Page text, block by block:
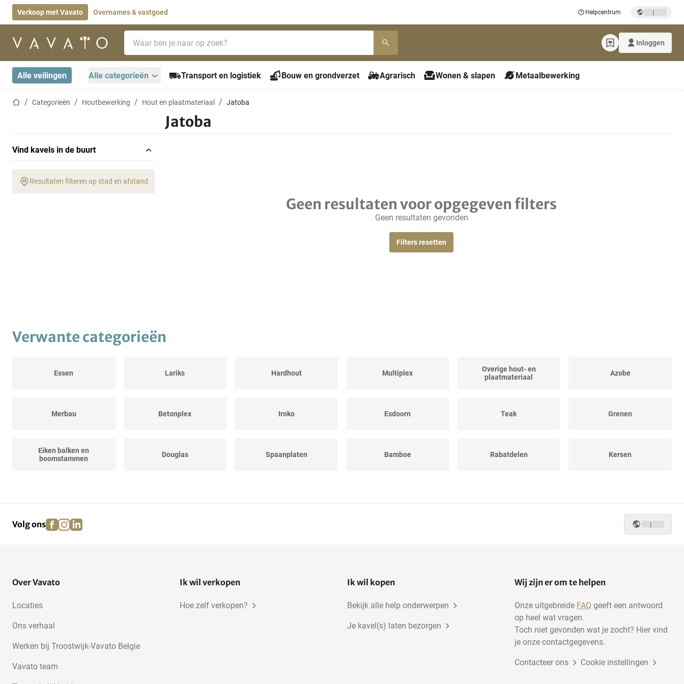
Verkoop met Vavato Overnames & vastgoed Helpcentrum |
Startpagina Inloggen
Alle veilingen Alle categorieën Transport en logistiek Bouw en grondverzet Agrarisch Wonen & slapen Metaalbewerking
StartpaginaCategorieën Houtbewerking Hout en plaatmateriaal Jatoba
Jatoba
Vind kavels in de buurt
Resultaten filteren op stad en afstand
Geen resultaten voor opgegeven filters
Geen resultaten gevonden
Filters resetten
Verwante categorieën
Essen Lariks Hardhout Multiplex
Overige hout- en
plaatmateriaal
Azobe
Merbau Betonplex Iroko Esdoorn Teak Grenen
Eiken balken en
boomstammen
Douglas Spaanplaten Bamboe Rabatdelen Kersen
Vuren
Volg ons facebook
instagram
linkedin |
Over Vavato
Locaties
Ons verhaal
Werken bij Troostwijk-Vavato Belgie
Vavato team
Ik wil verkopen
Hoe zelf verkopen?
Ik wil kopen
Bekijk alle help onderwerpen
Je kavel(s) laten bezorgen
Wij zijn er om te helpen
Onze uitgebreide FAQ geeft een antwoord
op heel wat vragen.
Toch niet gevonden wat je zocht? Hier vind
je onze contactgegevens.
Contacteer ons Cookie instellingen